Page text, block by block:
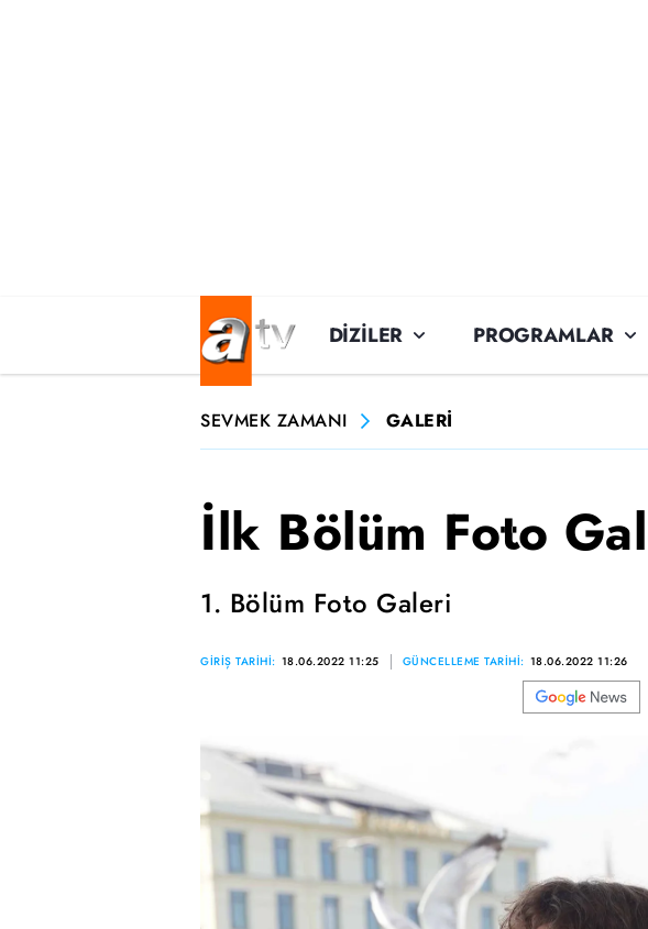
DİZİLER PROGRAMLAR
SEVMEK ZAMANI GALERİ
İlk Bölüm Foto
1. Bölüm Foto Galeri
GİRİŞ TARİHİ: 18.06.2022 11:25 GÜNCELLEME TARİHİ: 18.06.2022 11:26